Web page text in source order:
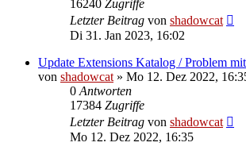
16240 Zugriffe
Letzter Beitrag von shadowcat
Di 31. Jan 2023, 16:02
Update Extensions Katalog / Problem
von shadowcat » Mo 12. Dez 2022,
0 Antworten
17384 Zugriffe
Letzter Beitrag von shadowcat
Mo 12. Dez 2022, 16:35